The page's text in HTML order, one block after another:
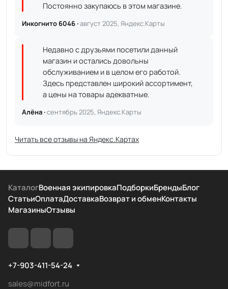
Постоянно закупаюсь в этом магазине.
Инкогнито 6046 ·август 2025, Яндекс.Карты
Недавно с друзьями посетили данный
магазин и остались довольны
обслуживанием и в целом его работой.
Здесь представлен широкий ассортимент,
а цены на товары адекватные.
Алёна ·сентябрь 2025, Яндекс.Карты
Читать все отзывы на Яндекс.Картах
КаталогВоенная экипировкаПодборкиБрендыБлог
СтатьиОплатаДоставкаВозврат и обменКонтакты
МагазиныОтзывы
+7-903-411-54-24
sales@midfort.ru